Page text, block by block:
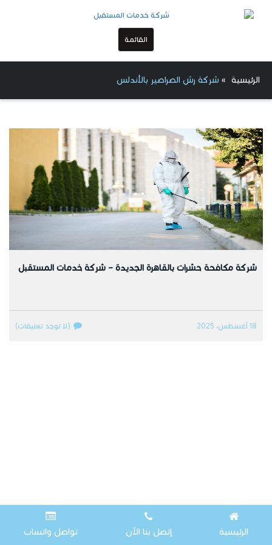
القائمة
الرئيسية » شركة رش الصراصير بالأندلس
شركة مكافحة حشرات بالقاهرة الجديدة – شركة خدمات المستقبل
18 أغسطس، 2025 (لا توجد تعليقات)
الرئيسية إتصل بنا الآن تواصل واتساب